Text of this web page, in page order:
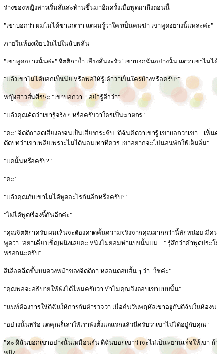
ร่างของหญิงสาวเริ่มสั่นสะท้านขึ้นมาอีกครั้งเมื่อพูดมาถึงตอนนี้
"เขาบอกว่า ผมไม่ได้ฆ่าเภตรา แต่ผมรู้ว่าใครเป็นคนฆ่า เขาพูดอย่างนี้แหละค่ะ"
ภายในห้องเงียบงันไปในฉับพลัน
"เขาพูดอย่างนั้นค่ะ" จิตติกาย้ำ เสียงสั่นระรัว "เขาบอกฉันอย่างนั้น แต่ว่าเขาไม่ไ
"แล้วเขาไม่ได้บอกเป็นนัย หรือพอให้รู้เค้าว่าเป็นใครบ้างหรือครับ?"
หญิงสาวสั่นศีรษะ "เขาบอกว่า…อย่ารู้ดีกว่า"
"แล้วคุณคิดว่าเขารู้จริง ๆ หรือครับว่าใครเป็นฆาตกร"
"ค่ะ" จิตติกาลดเสียงลงจนเป็นเสียงกระซิบ "ดิฉันคิดว่าเขารู้ เขาบอกว่าเขา…เ
ตัดบทว่าเขาเพลียเพราะไม่ได้นอนเท่าที่ควร เขาอยากจะไปนอนพักให้เต็มอิ่ม"
"แค่นั้นหรือครับ?"
"ค่ะ"
"แล้วคุณกับเขาไม่ได้พูดอะไรกันอีกหรือครับ?"
"ไม่ได้พูดเรื่องนี้กันอีกค่ะ"
"คุณจิตติกาครับ ผมเห็นจะต้องคาดคั้นความจริงจากคุณมากกว่านี้สักหน่อย มีค
พูดว่า "อย่าเคี่ยวเข็ญหนิงเลยค่ะ หนิงไม่ยอมทำแบบนั้นแน่…" รู้สึกว่าคำพูดประ
หรอกนะครับ"
สีเลือดฉีดขึ้นบนดวงหน้าของจิตติกา หล่อนตอบสั้น ๆ ว่า "ใช่ค่ะ"
"คุณพอจะอธิบายให้ฟังได้ไหมครับว่า ทำไมคุณจึงตอบเขาแบบนั้น"
"นนท์ต้องการให้ดิฉันให้การกับตำรวจว่า เมื่อคืนวันพฤหัสเขาอยู่กับดิฉันในห้อง
"อย่างนั้นหรือ แต่คุณก็เล่าให้เราฟังตั้งแต่แรกแล้วนี่ครับว่าเขาไม่ได้อยู่กับคุณ"
"ค่ะ ดิฉันบอกเขาอย่างนั้นเหมือนกัน ดิฉันบอกเขาว่าจะไม่เป็นพยานเท็จให้เขา